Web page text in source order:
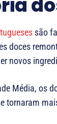
são
doces
novos
Média, os
tornaram